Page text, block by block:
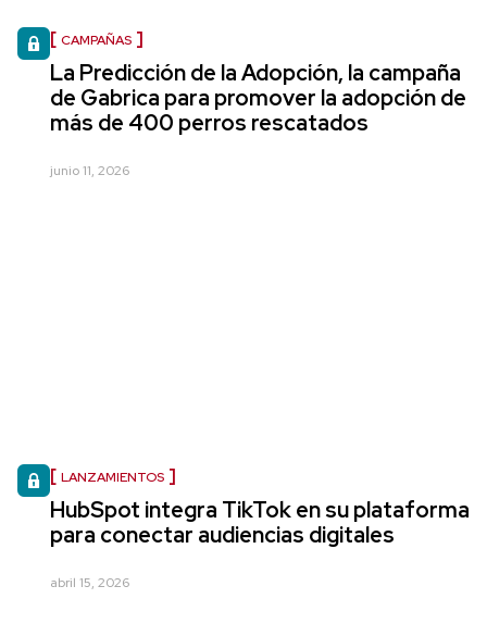
CAMPAÑAS
La Predicción de la Adopción, la campaña
de Gabrica para promover la adopción de
más de 400 perros rescatados
junio 11, 2026
LANZAMIENTOS
HubSpot integra TikTok en su plataforma
para conectar audiencias digitales
abril 15, 2026